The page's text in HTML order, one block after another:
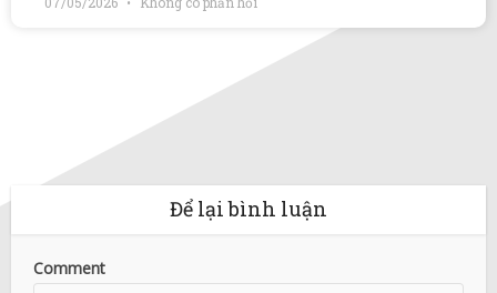
Để lại bình luận
Comment